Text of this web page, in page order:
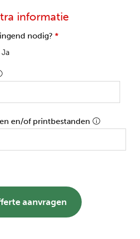
informatie
nodig? *
Ja
en/of printbestanden
aanvragen